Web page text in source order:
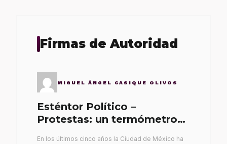
Firmas de Autoridad
MIGUEL ÁNGEL CASIQUE OLIVOS
Esténtor Político –
Protestas: un termómetro
En los últimos cinco años la Ciudad de México ha